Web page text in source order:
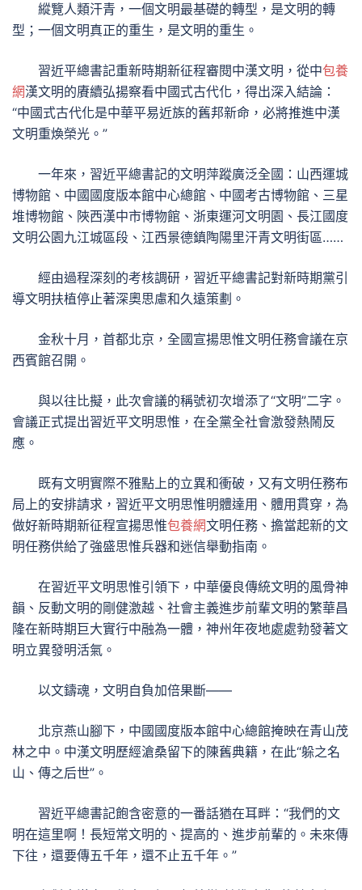
縱覽人類汗青，一個文明最基礎的轉型，是文明的轉
型；一個文明真正的重生，是文明的重生。
習近平總書記重新時期新征程審閱中漢文明，從中包養
網漢文明的賡續弘揚察看中國式古代化，得出深入結論：
“中國式古代化是中華平易近族的舊邦新命，必將推進中漢
文明重煥榮光。”
一年來，習近平總書記的文明萍蹤廣泛全國：山西運城
博物館、中國國度版本館中心總館、中國考古博物館、三星
堆博物館、陜西漢中市博物館、浙東運河文明園、長江國度
文明公園九江城區段、江西景德鎮陶陽里汗青文明街區……
經由過程深刻的考核調研，習近平總書記對新時期黨引
導文明扶植停止著深奧思慮和久遠策劃。
金秋十月，首都北京，全國宣揚思惟文明任務會議在京
西賓館召開。
與以往比擬，此次會議的稱號初次增添了“文明”二字。
會議正式提出習近平文明思惟，在全黨全社會激發熱鬧反
應。
既有文明實際不雅點上的立異和衝破，又有文明任務布
局上的安排請求，習近平文明思惟明體達用、體用貫穿，為
做好新時期新征程宣揚思惟包養網文明任務、擔當起新的文
明任務供給了強盛思惟兵器和迷信舉動指南。
在習近平文明思惟引領下，中華優良傳統文明的風骨神
韻、反動文明的剛健激越、社會主義進步前輩文明的繁華昌
隆在新時期巨大實行中融為一體，神州年夜地處處勃發著文
明立異發明活氣。
以文鑄魂，文明自負加倍果斷——
北京燕山腳下，中國國度版本館中心總館掩映在青山茂
林之中。中漢文明歷經滄桑留下的陳舊典籍，在此“躲之名
山、傳之后世”。
習近平總書記飽含密意的一番話猶在耳畔：“我們的文
明在這里啊！長短常文明的、提高的、進步前輩的。未來傳
下往，還要傳五千年，還不止五千年。”